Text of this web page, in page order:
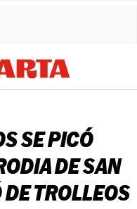
SE PICÓ
DE SAN
TROLLEOS